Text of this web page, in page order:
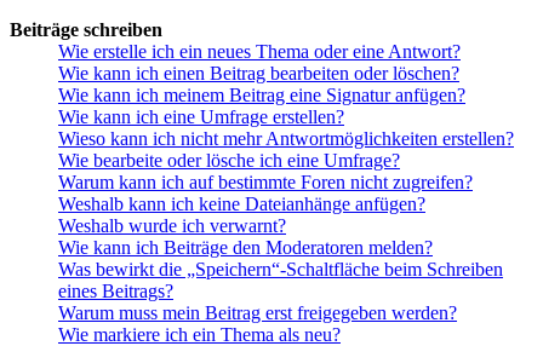
Beiträge schreiben
Wie erstelle ich ein neues Thema oder eine Antwort?
Wie kann ich einen Beitrag bearbeiten oder löschen?
Wie kann ich meinem Beitrag eine Signatur anfügen?
Wie kann ich eine Umfrage erstellen?
Wieso kann ich nicht mehr Antwortmöglichkeiten erstellen?
Wie bearbeite oder lösche ich eine Umfrage?
Warum kann ich auf bestimmte Foren nicht zugreifen?
Weshalb kann ich keine Dateianhänge anfügen?
Weshalb wurde ich verwarnt?
Wie kann ich Beiträge den Moderatoren melden?
Was bewirkt die „Speichern“-Schaltfläche beim Schreiben
eines Beitrags?
Warum muss mein Beitrag erst freigegeben werden?
Wie markiere ich ein Thema als neu?